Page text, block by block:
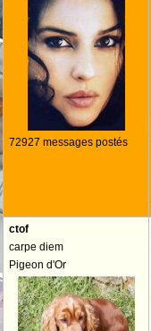
72927 messages postés
ctof
carpe diem
Pigeon d'Or